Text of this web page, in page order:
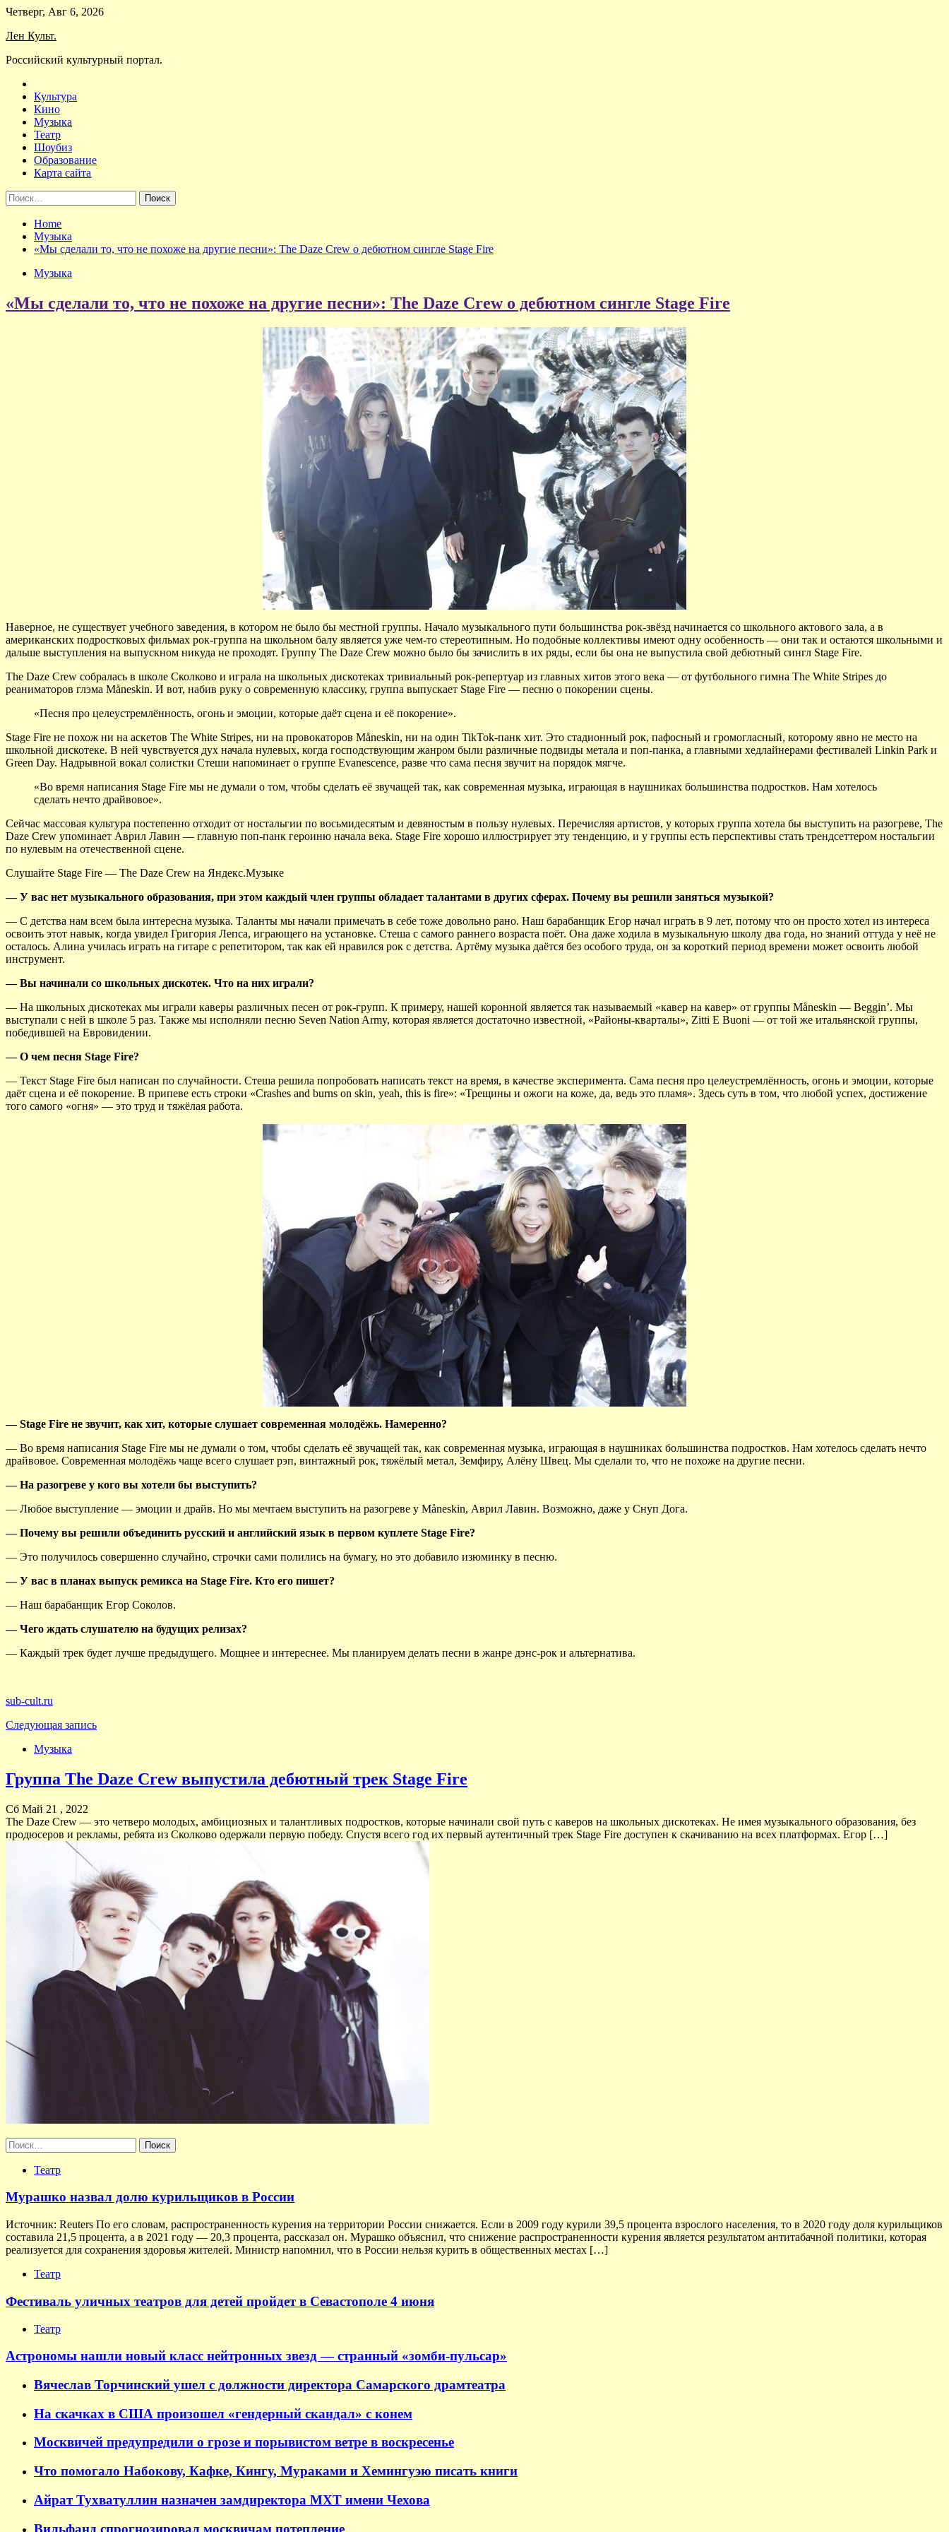
Skip
content
Четверг, Авг 6, 2026
Лен Культ.
Российский культурный портал.
Культура
Кино
Музыка
Театр
Шоубиз
Образование
Карта сайта
Найти:
Home
Музыка
«Мы сделали то, что не похоже на другие песни»: The Daze Crew о дебютном сингле Stage Fire
Музыка
«Мы сделали то, что не похоже на другие песни»: The Daze Crew о дебютном сингле Stage Fire
Наверное, не существует учебного заведения, в котором не было бы местной группы. Начало музыкального пути большинства рок-звёзд начинается со школьного актового зала, а в
американских подростковых фильмах рок-группа на школьном балу является уже чем-то стереотипным. Но подобные коллективы имеют одну особенность — они так и остаются школьными и
дальше выступления на выпускном никуда не проходят. Группу The Daze Crew можно было бы зачислить в их ряды, если бы она не выпустила свой дебютный сингл Stage Fire.
The Daze Crew собралась в школе Сколково и играла на школьных дискотеках тривиальный рок-репертуар из главных хитов этого века — от футбольного гимна The White Stripes до
реаниматоров глэма Måneskin. И вот, набив руку о современную классику, группа выпускает Stage Fire — песню о покорении сцены.
«Песня про целеустремлённость, огонь и эмоции, которые даёт сцена и её покорение».
Stage Fire не похож ни на аскетов The White Stripes, ни на провокаторов Måneskin, ни на один TikTok-панк хит. Это стадионный рок, пафосный и громогласный, которому явно не место на
школьной дискотеке. В ней чувствуется дух начала нулевых, когда господствующим жанром были различные подвиды метала и поп-панка, а главными хедлайнерами фестивалей Linkin Park и
Green Day. Надрывной вокал солистки Стеши напоминает о группе Evanescence, разве что сама песня звучит на порядок мягче.
«Во время написания Stage Fire мы не думали о том, чтобы сделать её звучащей так, как современная музыка, играющая в наушниках большинства подростков. Нам хотелось
сделать нечто драйвовое».
Сейчас массовая культура постепенно отходит от ностальгии по восьмидесятым и девяностым в пользу нулевых. Перечисляя артистов, у которых группа хотела бы выступить на разогреве, The
Daze Crew упоминает Аврил Лавин — главную поп-панк героиню начала века. Stage Fire хорошо иллюстрирует эту тенденцию, и у группы есть перспективы стать трендсеттером ностальгии
по нулевым на отечественной сцене.
Слушайте Stage Fire — The Daze Crew на Яндекс.Музыке
— У вас нет музыкального образования, при этом каждый член группы обладает талантами в других сферах. Почему вы решили заняться музыкой?
— С детства нам всем была интересна музыка. Таланты мы начали примечать в себе тоже довольно рано. Наш барабанщик Егор начал играть в 9 лет, потому что он просто хотел из интереса
освоить этот навык, когда увидел Григория Лепса, играющего на установке. Стеша с самого раннего возраста поёт. Она даже ходила в музыкальную школу два года, но знаний оттуда у неё не
осталось. Алина училась играть на гитаре с репетитором, так как ей нравился рок с детства. Артёму музыка даётся без особого труда, он за короткий период времени может освоить любой
инструмент.
— Вы начинали со школьных дискотек. Что на них играли?
— На школьных дискотеках мы играли каверы различных песен от рок-групп. К примеру, нашей коронной является так называемый «кавер на кавер» от группы Måneskin — Beggin’. Мы
выступали с ней в школе 5 раз. Также мы исполняли песню Seven Nation Army, которая является достаточно известной, «Районы-кварталы», Zitti E Buoni — от той же итальянской группы,
победившей на Евровидении.
— О чем песня Stage Fire?
— Текст Stage Fire был написан по случайности. Стеша решила попробовать написать текст на время, в качестве эксперимента. Сама песня про целеустремлённость, огонь и эмоции, которые
даёт сцена и её покорение. В припеве есть строки «Crashes and burns on skin, yeah, this is fire»: «Трещины и ожоги на коже, да, ведь это пламя». Здесь суть в том, что любой успех, достижение
того самого «огня» — это труд и тяжёлая работа.
— Stage Fire не звучит, как хит, которые слушает современная молодёжь. Намеренно?
— Во время написания Stage Fire мы не думали о том, чтобы сделать её звучащей так, как современная музыка, играющая в наушниках большинства подростков. Нам хотелось сделать нечто
драйвовое. Современная молодёжь чаще всего слушает рэп, винтажный рок, тяжёлый метал, Земфиру, Алёну Швец. Мы сделали то, что не похоже на другие песни.
— На разогреве у кого вы хотели бы выступить?
— Любое выступление — эмоции и драйв. Но мы мечтаем выступить на разогреве у Måneskin, Аврил Лавин. Возможно, даже у Снуп Дога.
— Почему вы решили объединить русский и английский язык в первом куплете Stage Fire?
— Это получилось совершенно случайно, строчки сами полились на бумагу, но это добавило изюминку в песню.
— У вас в планах выпуск ремикса на Stage Fire. Кто его пишет?
— Наш барабанщик Егор Соколов.
— Чего ждать слушателю на будущих релизах?
— Каждый трек будет лучше предыдущего. Мощнее и интереснее. Мы планируем делать песни в жанре дэнс-рок и альтернатива.
sub-cult.ru
Следующая запись
Музыка
Группа The Daze Crew выпустила дебютный трек Stage Fire
Сб Май 21 , 2022
The Daze Crew — это четверо молодых, амбициозных и талантливых подростков, которые начинали свой путь с каверов на школьных дискотеках. Не имея музыкального образования, без
продюсеров и рекламы, ребята из Сколково одержали первую победу. Спустя всего год их первый аутентичный трек Stage Fire доступен к скачиванию на всех платформах. Егор […]
Найти:
Театр
Мурашко назвал долю курильщиков в России
Источник: Reuters По его словам, распространенность курения на территории России снижается. Если в 2009 году курили 39,5 процента взрослого населения, то в 2020 году доля курильщиков
составила 21,5 процента, а в 2021 году — 20,3 процента, рассказал он. Мурашко объяснил, что снижение распространенности курения является результатом антитабачной политики, которая
реализуется для сохранения здоровья жителей. Министр напомнил, что в России нельзя курить в общественных местах […]
Театр
Фестиваль уличных театров для детей пройдет в Севастополе 4 июня
Театр
Астрономы нашли новый класс нейтронных звезд — странный «зомби-пульсар»
Вячеслав Торчинский ушел с должности директора Самарского драмтеатра
На скачках в США произошел «гендерный скандал» с конем
Москвичей предупредили о грозе и порывистом ветре в воскресенье
Что помогало Набокову, Кафке, Кингу, Мураками и Хемингуэю писать книги
Айрат Тухватуллин назначен замдиректора МХТ имени Чехова
Вильфанд спрогнозировал москвичам потепление